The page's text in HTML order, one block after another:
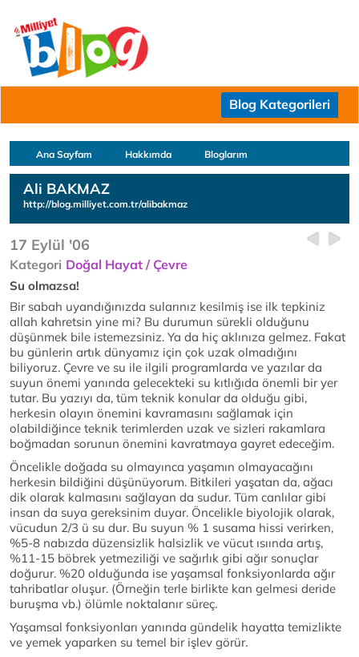
Blog Kategorileri
Ana Sayfam Hakkımda Bloglarım
Ali BAKMAZ
http://blog.milliyet.com.tr/alibakmaz
17 Eylül '06
Kategori Doğal Hayat / Çevre
Su olmazsa!
Bir sabah uyandığınızda sularınız kesilmiş ise ilk tepkiniz
allah kahretsin yine mi? Bu durumun sürekli olduğunu
düşünmek bile istemezsiniz. Ya da hiç aklınıza gelmez. Fakat
bu günlerin artık dünyamız için çok uzak olmadığını
biliyoruz. Çevre ve su ile ilgili programlarda ve yazılar da
suyun önemi yanında gelecekteki su kıtlığıda önemli bir yer
tutar. Bu yazıyı da, tüm teknik konular da olduğu gibi,
herkesin olayın önemini kavramasını sağlamak için
olabildiğince teknik terimlerden uzak ve sizleri rakamlara
boğmadan sorunun önemini kavratmaya gayret edeceğim.
Öncelikle doğada su olmayınca yaşamın olmayacağını
herkesin bildiğini düşünüyorum. Bitkileri yaşatan da, ağacı
dik olarak kalmasını sağlayan da sudur. Tüm canlılar gibi
insan da suya gereksinim duyar. Öncelikle biyolojik olarak,
vücudun 2/3 ü su dur. Bu suyun % 1 susama hissi verirken,
%5-8 nabızda düzensizlik halsizlik ve vücut ısıında artış,
%11-15 böbrek yetmeziliği ve sağırlık gibi ağır sonuçlar
doğurur. %20 olduğunda ise yaşamsal fonksiyonlarda ağır
tahribatlar oluşur. (Örneğin terle birlikte kan gelmesi deride
buruşma vb.) ölümle noktalanır süreç.
Yaşamsal fonksiyonları yanında gündelik hayatta temizlikte
ve yemek yaparken su temel bir işlev görür.